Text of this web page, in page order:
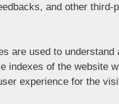
and other third-
are used to understand
indexes of the website
experience for the